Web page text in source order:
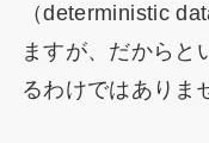
（deterministic
ますが、だからと
るわけではありま